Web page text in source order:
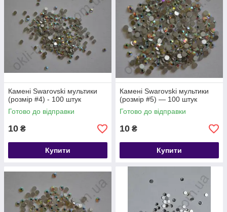
Камені Swarovski мультики
(розмір #4) - 100 штук
Готово до відправки
10 ₴
Купити
Камені Swarovski мультики
(розмір #5) — 100 штук
Готово до відправки
10 ₴
Купити